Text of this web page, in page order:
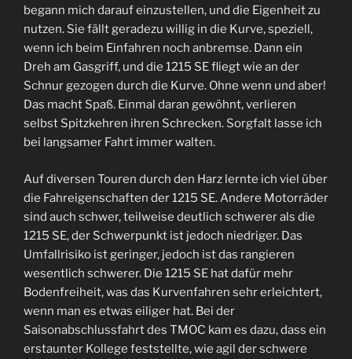
begann mich darauf einzustellen, und die Eigenheit zu
nutzen. Sie fällt geradezu willig in die Kurve, speziell,
wenn ich beim Einfahren noch anbremse. Dann ein
Dreh am Gasgriff, und die 1215 SE fliegt wie an der
Schnur gezogen durch die Kurve. Ohne wenn und aber!
Das macht Spaß. Einmal daran gewöhnt, verlieren
selbst Spitzkehren ihren Schrecken. Sorgfalt lasse ich
bei langsamer Fahrt immer walten.
Auf diversen Touren durch den Harz lernte ich viel über
die Fahreigenschaften der 1215 SE. Andere Motorräder
sind auch schwer, teilweise deutlich schwerer als die
1215 SE, der Schwerpunkt ist jedoch niedriger. Das
Umfallrisiko ist geringer, jedoch ist das rangieren
wesentlich schwerer. Die 1215 SE hat dafür mehr
Bodenfreiheit, was das Kurvenfahren sehr erleichtert,
wenn man es etwas eiliger hat. Bei der
Saisonabschlussfahrt des TMOC kam es dazu, dass ein
erstaunter Kollege feststellte, wie agil der schwere